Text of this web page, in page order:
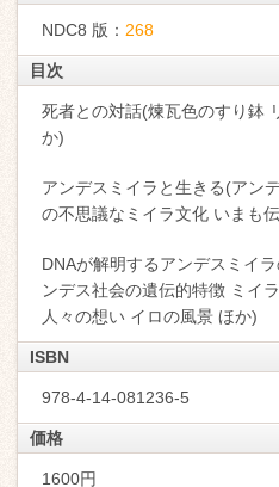
NDC8 版： 268
目次
死者との対話(煉瓦色のすり鉢
か)
アンデスミイラと生きる(アン
の不思議なミイラ文化 いまも
DNAが解明するアンデスミイ
ンデス社会の遺伝的特徴 ミイ
人々の想い イロの風景 ほか)
ISBN
978-4-14-081236-5
価格
1600円